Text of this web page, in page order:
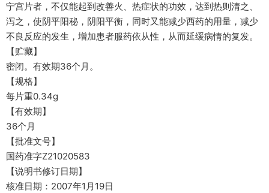
宁宫片者，不仅能起到改善火、热症状的功效，达到热则清之、
泻之，使阴平阳秘，阴阳平衡，同时又能减少西药的用量，减少
不良反应的发生，增加患者服药依从性，从而延缓病情的复发。
【贮藏】
密闭。有效期36个月。
【规格】
每片重0.34g
【有效期】
36个月
【批准文号】
国药准字Z21020583
【说明书修订日期】
核准日期：2007年1月19日